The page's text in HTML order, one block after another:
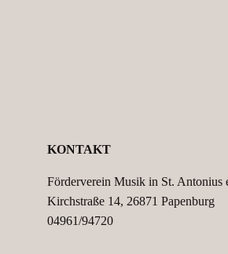
KONTAKT
Förderverein Musik in St. Antonius
Kirchstraße 14, 26871 Papenburg
04961/94720